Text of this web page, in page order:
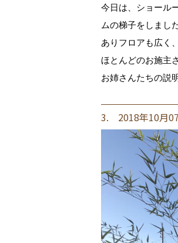
今日は、ショール
ムの梯子をしまし
ありフロアも広く
ほとんどのお施主
お姉さんたちの説
3. 2018年10月